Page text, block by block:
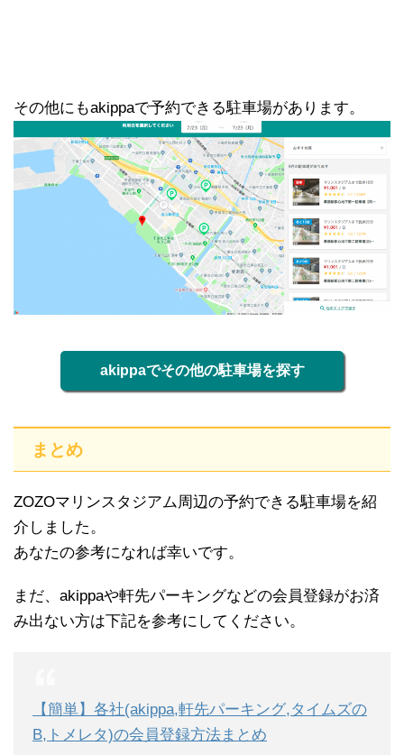
その他にもakippaで予約できる駐車場があります。
akippaでその他の駐車場を探す
まとめ
ZOZOマリンスタジアム周辺の予約できる駐車場を紹
介しました。
あなたの参考になれば幸いです。
まだ、akippaや軒先パーキングなどの会員登録がお済
み出ない方は下記を参考にしてください。
【簡単】各社(akippa,軒先パーキング,タイムズの
B,トメレタ)の会員登録方法まとめ